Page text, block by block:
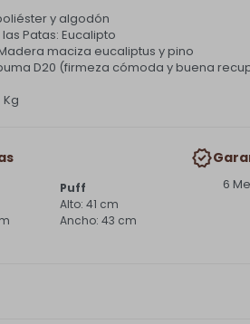
y algodón
Patas: Eucalipto
maciza eucaliptus y pino
D20 (firmeza cómoda y buena
Puff
41 cm
43 cm
6